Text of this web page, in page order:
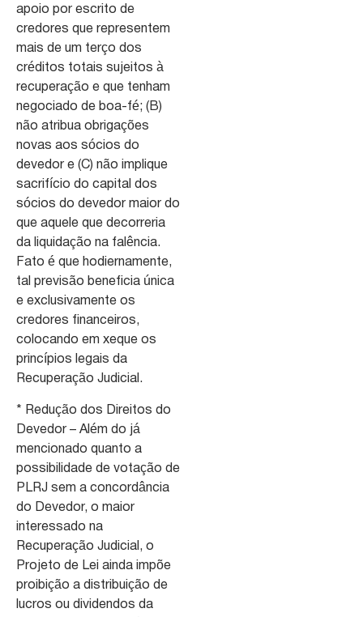
apoio por escrito de
credores que representem
mais de um terço dos
créditos totais sujeitos à
recuperação e que tenham
negociado de boa-fé; (B)
não atribua obrigações
novas aos sócios do
devedor e (C) não implique
sacrifício do capital dos
sócios do devedor maior do
que aquele que decorreria
da liquidação na falência.
Fato é que hodiernamente,
tal previsão beneficia única
e exclusivamente os
credores financeiros,
colocando em xeque os
princípios legais da
Recuperação Judicial.
* Redução dos Direitos do
Devedor – Além do já
mencionado quanto a
possibilidade de votação de
PLRJ sem a concordância
do Devedor, o maior
interessado na
Recuperação Judicial, o
Projeto de Lei ainda impõe
proibição a distribuição de
lucros ou dividendos da